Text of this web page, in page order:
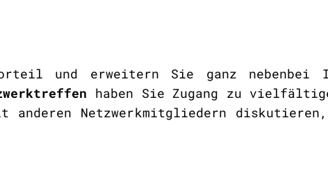
und erweitern Sie ganz nebenbei
haben Sie Zugang zu
anderen Netzwerkmitgliedern